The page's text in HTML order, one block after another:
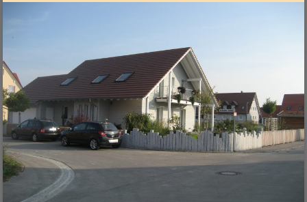
Unsere Projekte
2026
Haus am Ende der Rosengasse
Anbau Michl
Anbau Handfest